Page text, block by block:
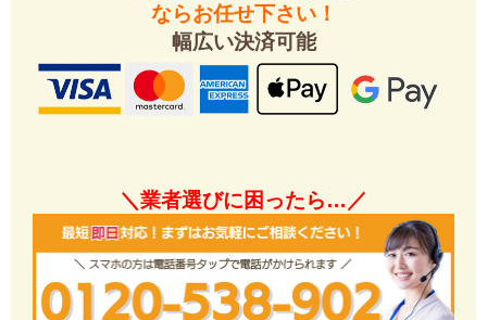
ならお任せ下さい！
幅広い決済可能
＼業者選びに困ったら…／